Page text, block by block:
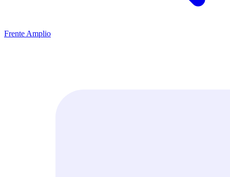
Frente Amplio